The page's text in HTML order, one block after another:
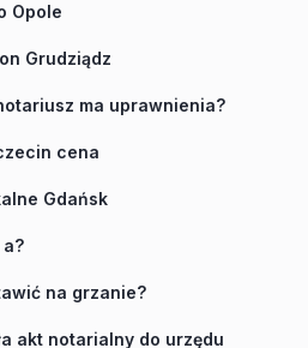
Opole
Grudziądz
ma uprawnienia?
cena
Gdańsk
na grzanie?
akt notarialny do urzędu